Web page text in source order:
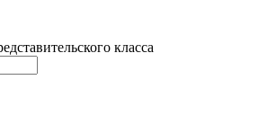
класса